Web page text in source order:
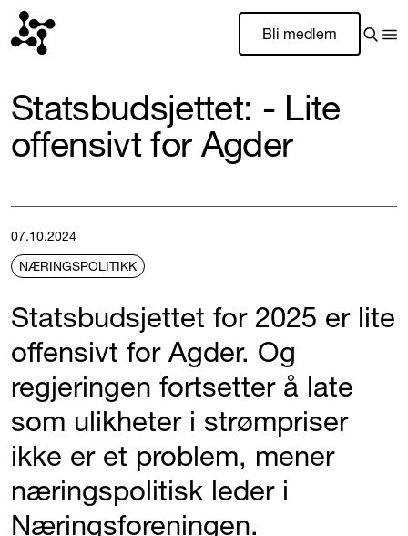
Bli medlem
Statsbudsjettet: - Lite
offensivt for Agder
07.10.2024
NÆRINGSPOLITIKK
Statsbudsjettet for 2025 er lite
offensivt for Agder. Og
regjeringen fortsetter å late
som ulikheter i strømpriser
ikke er et problem, mener
næringspolitisk leder i
Næringsforeningen.